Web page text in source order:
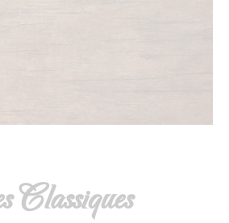
Classiques